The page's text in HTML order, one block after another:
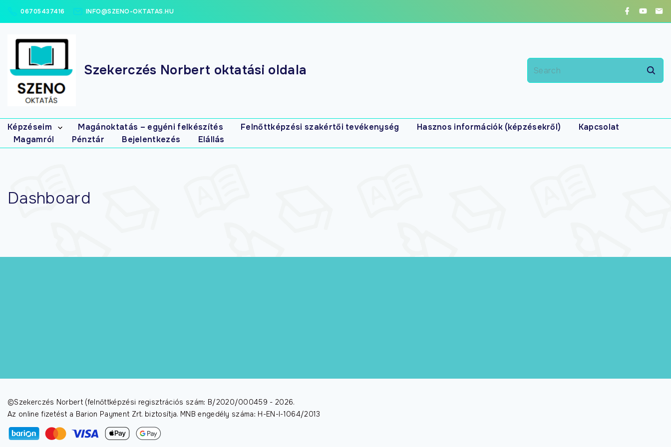
06705437416 INFO@SZENO-OKTATAS.HU
Szekerczés Norbert oktatási oldala
Képzéseim
Elsősegély
Gyógymasszőr
interaktív (írásbeli)
gyakorló-
tanfolyamok
Magánoktatás – egyéni felkészítés Felnőttképzési szakértői tevékenység Hasznos információk (képzésekről)
Kapcsolat
Magamról
Pénztár Bejelentkezés Elállás
Dashboard
©Szekerczés Norbert (felnőttképzési regisztrációs szám: B/2020/000459 -2026.
Az online fizetést a Barion Payment Zrt. biztosítja. MNB engedély száma: H-EN-I-1064/2013